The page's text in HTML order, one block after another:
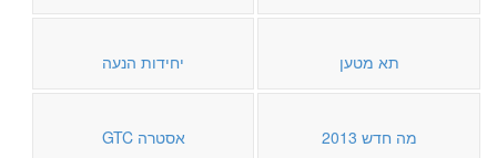
תא מטען יחידות הנעה
מה חדש 2013 אסטרה GTC